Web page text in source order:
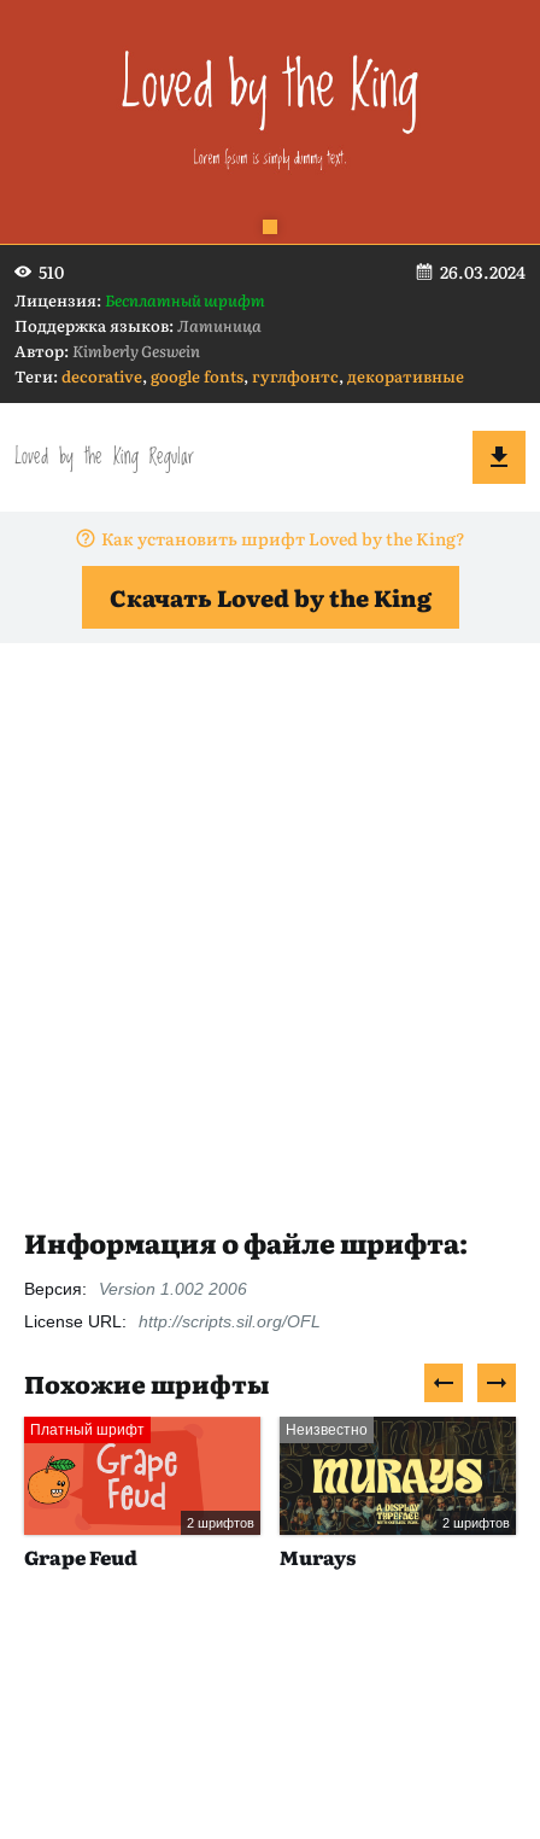
510 26.03.2024
Лицензия:Бесплатный шрифт
Поддержка языков:Латиница
Автор:Kimberly Geswein
Теги:decorative,google fonts,гуглфонтс,декоративные
Как установить шрифт Loved by the King?
Скачать Loved by the King
Информация о файле шрифта:
Версия:
Version 1.002 2006
License URL:
http://scripts.sil.org/OFL
Похожие шрифты
Платный шрифт
2 шрифтов
Grape Feud
Неизвестно
2 шрифтов
Murays